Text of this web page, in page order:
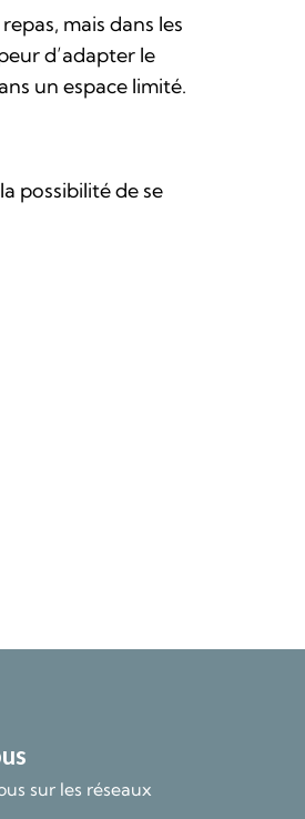
mais dans les
d’adapter le
un espace limité.
possibilité de se
sur les réseaux